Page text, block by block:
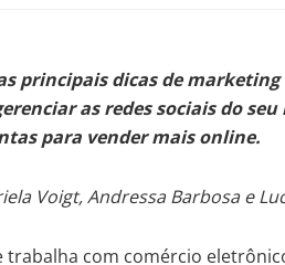
principais dicas de
as redes sociais do
para vender mais online.
Voigt, Andressa Barbosa e
trabalha com comércio